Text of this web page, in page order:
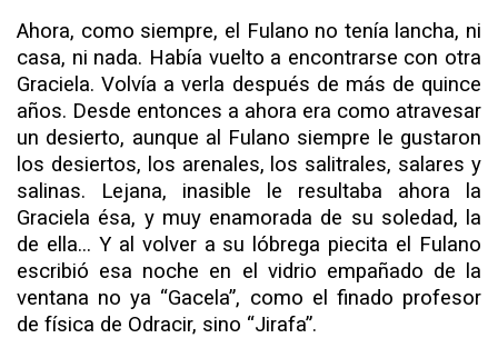
Ahora, como siempre, el Fulano no tenía lancha, ni
casa, ni nada. Había vuelto a encontrarse con otra
Graciela. Volvía a verla después de más de quince
años. Desde entonces a ahora era como atravesar
un desierto, aunque al Fulano siem­pre le gustaron
los desiertos, los arenales, los salitrales, sala­res y
salinas. Lejana, inasible le resultaba ahora la
Graciela ésa, y muy enamorada de su soledad, la
de ella... Y al volver a su lóbrega piecita el Fulano
escribió esa noche en el vidrio empañado de la
ventana no ya “Gacela”, como el finado pro­fesor
de física de Odracir, sino “Jirafa”.